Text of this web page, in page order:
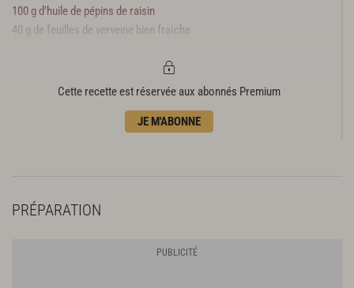
100 g d'huile de pépins de raisin
40 g de feuilles de verveine bien fraîche
Cette recette est réservée aux abonnés Premium
JE M'ABONNE
PRÉPARATION